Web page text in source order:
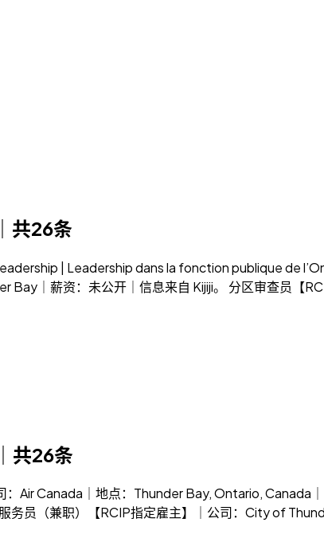
共26条
| Leadership dans la fonction publique de
Bay｜薪资：未公开｜信息来自 Kijiji。 分区审查员【
共26条
Air Canada｜地点：Thunder Bay, Ontario, Canada
务员（兼职）【RCIP指定雇主】｜公司：City of